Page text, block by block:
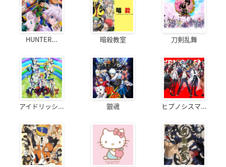
HUNTER... 暗殺教室 刀剣乱舞
アイドリッシ... 銀魂 ヒプノシスマ...